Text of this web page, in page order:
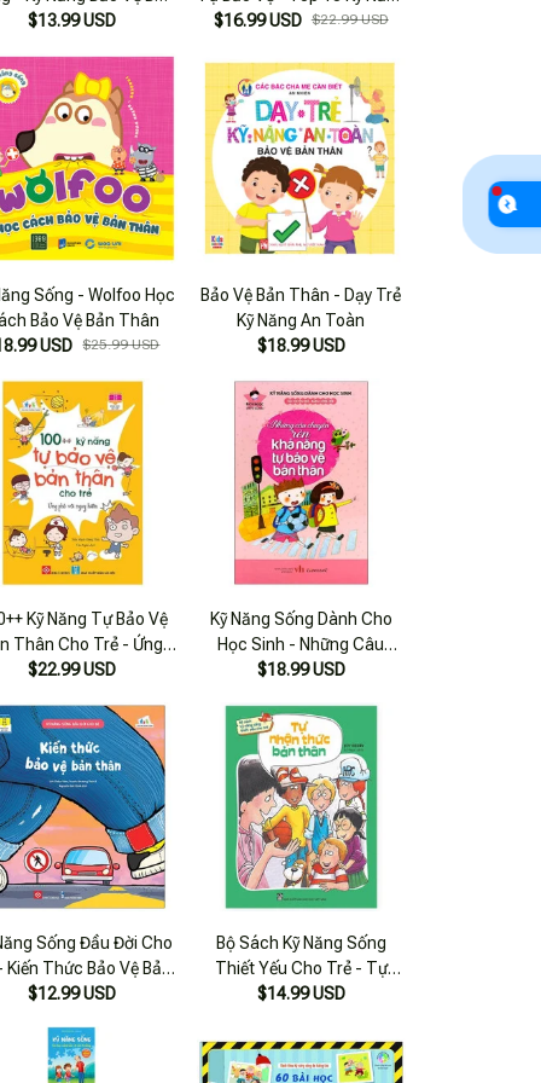
Thân (tái Bản 2023)
$13.99 USD
Tự Vệ Cho Trẻ, Đảm Bảo An
Sinh Thân Thể
$16.99 USD $22.99 USD
Sống - Wolfoo Học
Bảo Vệ Bản Thân
USD
$25.99 USD
Bảo Vệ Bản Thân - Dạy Trẻ
Kỹ Năng An Toàn
$18.99 USD
Kỹ Năng Tự Bảo Vệ
Thân Cho Trẻ - Ứng
Phó Với Nguy Hiểm
$22.99 USD
Kỹ Năng Sống Dành Cho
Học Sinh - Những Câu
Chuyện Rèn Khả Năng Tự
$18.99 USD
Sống Đầu Đời Cho
Kiến Thức Bảo Vệ Bản
Thân
$12.99 USD
Bộ Sách Kỹ Năng Sống
Thiết Yếu Cho Trẻ - Tự
Nhận Thức Bản Thân (tái
$14.99 USD